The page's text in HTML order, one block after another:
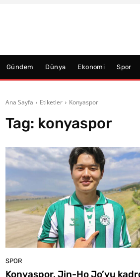
Gündem Dünya Ekonomi Spor
Ana Sayfa Etiketler Konyaspor
Tag: konyaspor
SPOR
Konyaspor, Jin-Ho Jo’yu